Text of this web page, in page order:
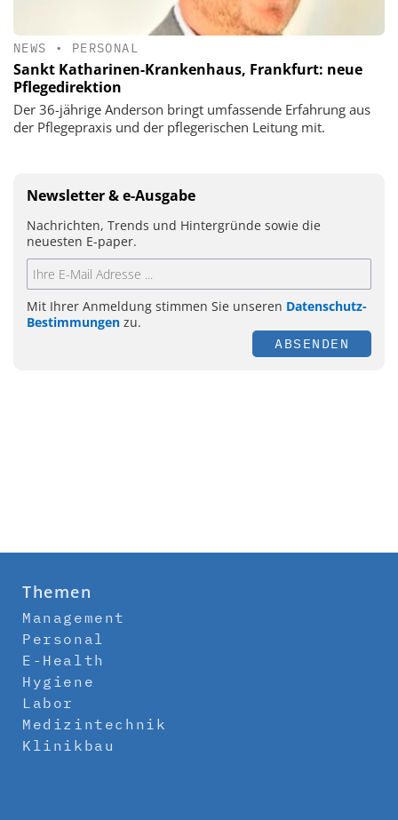
NEWS • PERSONAL
Sankt Katharinen-Krankenhaus, Frankfurt: neue
Pflegedirektion
Der 36-jährige Anderson bringt umfassende Erfahrung aus
der Pflegepraxis und der pflegerischen Leitung mit.
Newsletter & e-Ausgabe
Nachrichten, Trends und Hintergründe sowie die
neuesten E-paper.
Mit Ihrer Anmeldung stimmen Sie unseren Datenschutz-
Bestimmungen zu.
ABSENDEN
Themen
Management
Personal
E-Health
Hygiene
Labor
Medizintechnik
Klinikbau